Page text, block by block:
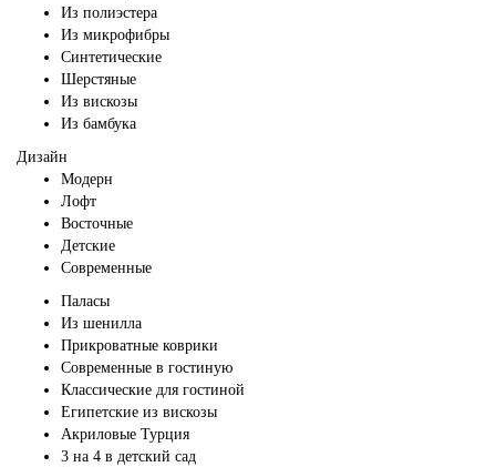
Из полиэстера
Из микрофибры
Синтетические
Шерстяные
Из вискозы
Из бамбука
Дизайн
Модерн
Лофт
Восточные
Детские
Современные
Паласы
Из шенилла
Прикроватные коврики
Современные в гостиную
Классические для гостиной
Египетские из вискозы
Акриловые Турция
3 на 4 в детский сад